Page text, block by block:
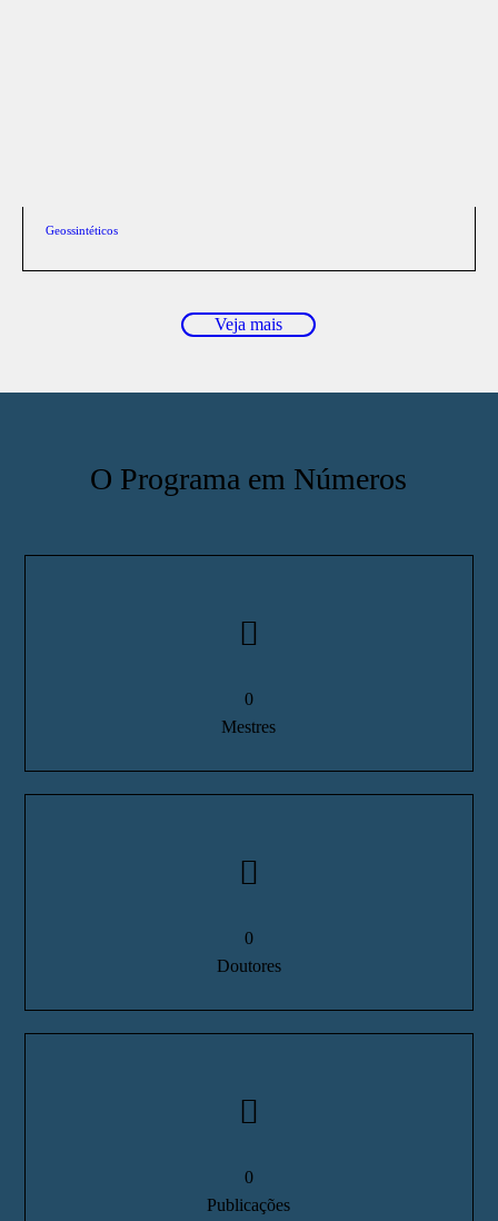
Geossintéticos
Veja mais
O Programa em Números
0
Mestres
0
Doutores
0
Publicações